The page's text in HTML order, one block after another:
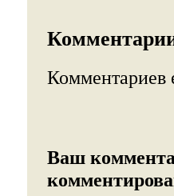
Комментариев
Ваш